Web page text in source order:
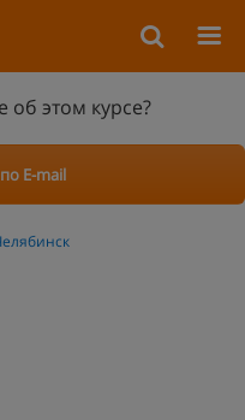
об этом курсе?
E-mail